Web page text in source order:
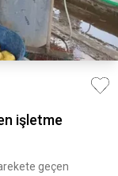
işletme
geçen